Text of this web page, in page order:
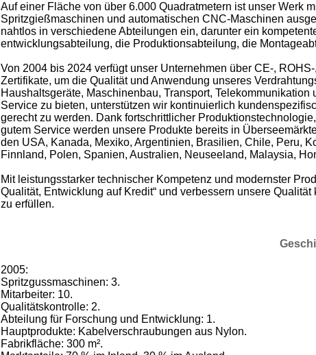
Auf einer Fläche von über 6.000 Quadratmetern ist unser Werk
Spritzgießmaschinen und automatischen CNC-Maschinen
nahtlos in verschiedene Abteilungen ein, darunter ein
entwicklungsabteilung, die Produktionsabteilung, die
Von 2004 bis 2024 verfügt unser Unternehmen über CE-,
Zertifikate, um die Qualität und Anwendung unseres
Haushaltsgeräte, Maschinenbau, Transport,
Service zu bieten, unterstützen wir kontinuierlich
gerecht zu werden. Dank fortschrittlicher
gutem Service werden unsere Produkte bereits in
den USA, Kanada, Mexiko, Argentinien, Brasilien, Chile, Peru,
Finnland, Polen, Spanien, Australien, Neuseeland, Malaysia,
Mit leistungsstarker technischer Kompetenz und modernster
Qualität, Entwicklung auf Kredit“ und verbessern unsere
zu erfüllen.
2005:
Spritzgussmaschinen: 3.
Mitarbeiter: 10.
Qualitätskontrolle: 2.
Abteilung für Forschung und Entwicklung: 1.
Hauptprodukte: Kabelverschraubungen aus Nylon.
Fabrikfläche: 300 m².